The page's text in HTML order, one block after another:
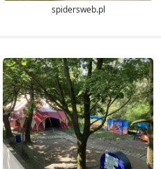
spidersweb.pl